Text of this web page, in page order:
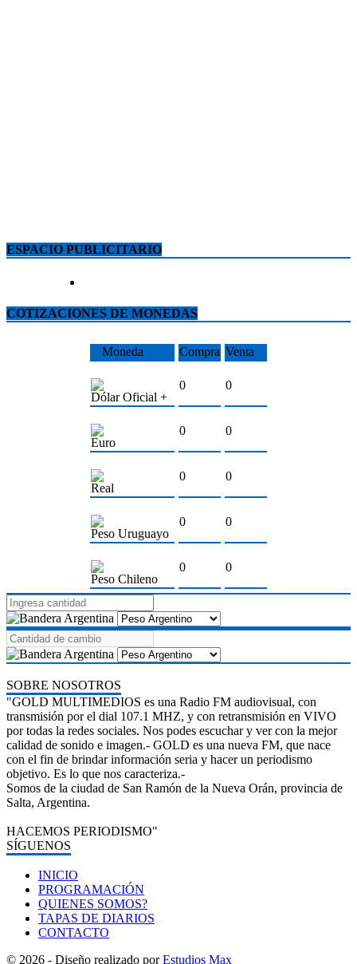
ESPACIO PUBLICITARIO
COTIZACIONES DE MONEDAS
Moneda Compra Venta
Dólar Oficial +
0 0
Euro
0 0
Real
0 0
Peso Uruguayo
0 0
Peso Chileno
0 0
SOBRE NOSOTROS
"GOLD MULTIMEDIOS es una Radio FM audiovisual, con
transmisión por el dial 107.1 MHZ, y con retransmisión en VIVO
por todas la redes sociales. Nos podes escuchar y ver con la mejor
calidad de sonido e imagen.- GOLD es una nueva FM, que nace
con el fin de brindar información seria y hacer un periodismo
objetivo. Es lo que nos caracteriza.-
Somos de la ciudad de San Ramón de la Nueva Orán, provincia de
Salta, Argentina.
HACEMOS PERIODISMO"
SÍGUENOS
INICIO
PROGRAMACIÓN
QUIENES SOMOS?
TAPAS DE DIARIOS
CONTACTO
© 2026 - Diseño realizado porEstudios Max